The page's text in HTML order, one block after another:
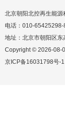
北京朝阳北控再生能源
电话：010-
地址：北京市朝阳区
Copyright © 2026-08-
京ICP备16031798号-1